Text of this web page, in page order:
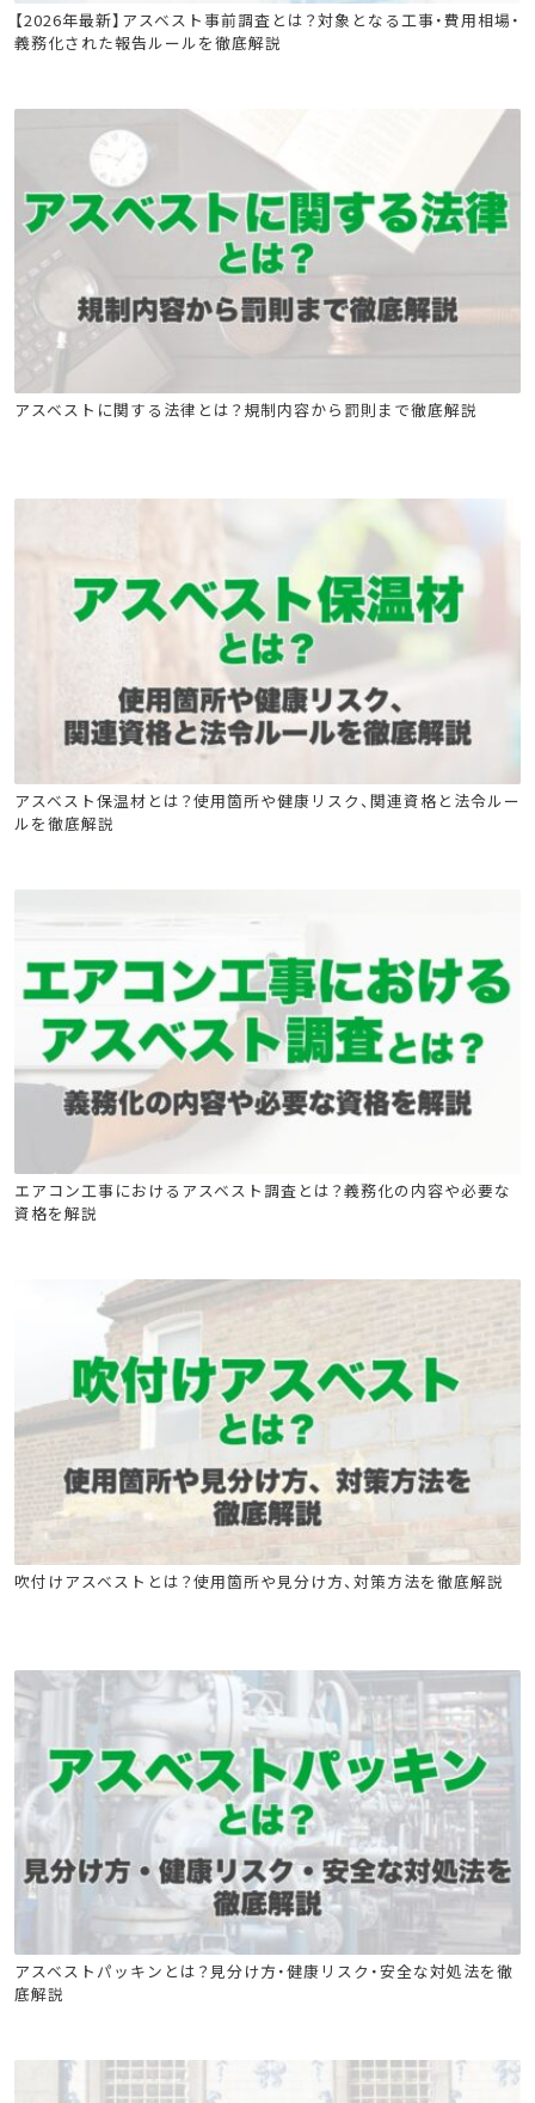
石綿(アスベスト)関連 建築物石綿含有建材調査者講習
【2026年最新】アスベスト事前調査とは？対象となる工事・費用相場・
義務化された報告ルールを徹底解説
石綿(アスベスト)関連
石綿技能講習
アスベストに関する法律とは？規制内容から罰則まで徹底解説
石綿(アスベスト)関連
石綿技能講習
建築物石綿含有建材調査者講習
アスベスト保温材とは？使用箇所や健康リスク、関連資格と法令ルー
ルを徹底解説
石綿(アスベスト)関連
石綿技能講習
建築物石綿含有建材調査者講習
エアコン工事におけるアスベスト調査とは？義務化の内容や必要な
資格を解説
石綿(アスベスト)関連
石綿技能講習
吹付けアスベストとは？使用箇所や見分け方、対策方法を徹底解説
石綿(アスベスト)関連
石綿技能講習
建築物石綿含有建材調査者講習
アスベストパッキンとは？見分け方・健康リスク・安全な対処法を徹
底解説